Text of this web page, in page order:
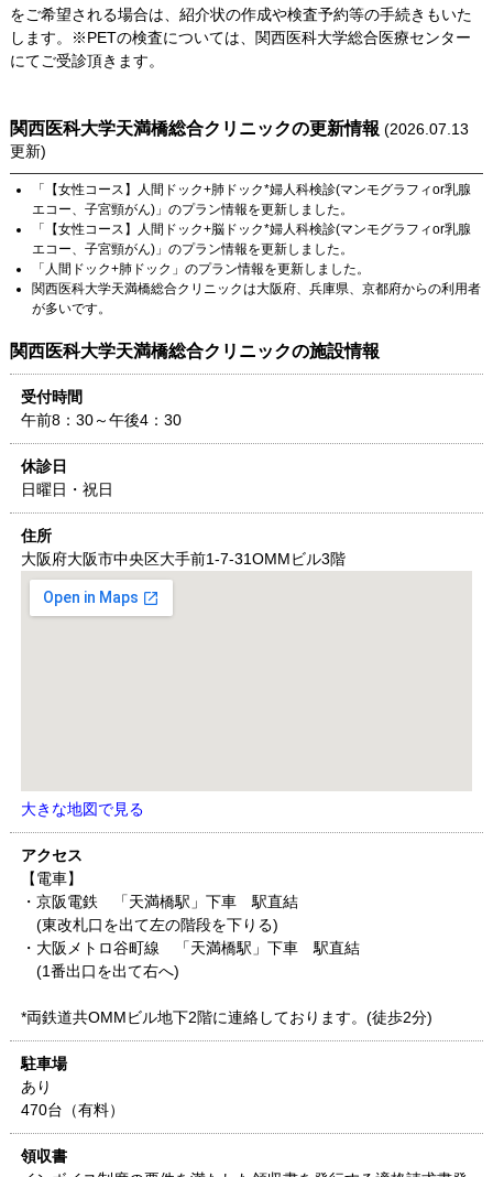
をご希望される場合は、紹介状の作成や検査予約等の手続きもいた
します。※PETの検査については、関西医科大学総合医療センター
にてご受診頂きます。
関西医科大学天満橋総合クリニックの更新情報 (2026.07.13
更新)
「
【女性コース】人間ドック+肺ドック*婦人科検診(マンモグラフィor乳腺
エコー、子宮頸がん)」のプラン情報を更新しました。
「
【女性コース】人間ドック+脳ドック*婦人科検診(マンモグラフィor乳腺
エコー、子宮頸がん)」のプラン情報を更新しました。
「 人間ドック+肺ドック 」のプラン情報を更新しました。
関西医科大学天満橋総合クリニックは大阪府、 兵庫県、 京都府からの利用者
が多いです。
関西医科大学天満橋総合クリニックの施設情報
受付時間
午前8：30～午後4：30
休診日
日曜日・祝日
住所
大阪府大阪市中央区大手前1-7-31OMMビル3階
大きな地図で見る
アクセス
【電車】
・京阪電鉄 「天満橋駅」下車 駅直結
(東改札口を出て左の階段を下りる)
・大阪メトロ谷町線 「天満橋駅」下車 駅直結
(1番出口を出て右へ)
*両鉄道共OMMビル地下2階に連絡しております。(徒歩2分)
駐車場
あり
470台（有料）
領収書